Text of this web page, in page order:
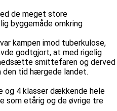
de meget store
byggemåde omkring
kampen imod tuberkulose,
godtgjort, at med rigelig
smittefaren og derved
den tid hærgede landet.
og 4 klasser dækkende hele
som etårig og de øvrige tre